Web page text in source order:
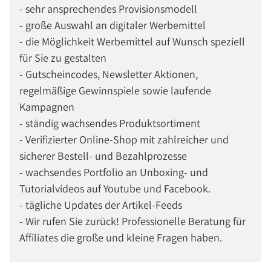
- sehr ansprechendes Provisionsmodell
- große Auswahl an digitaler Werbemittel
- die Möglichkeit Werbemittel auf Wunsch speziell
für Sie zu gestalten
- Gutscheincodes, Newsletter Aktionen,
regelmäßige Gewinnspiele sowie laufende
Kampagnen
- ständig wachsendes Produktsortiment
- Verifizierter Online-Shop mit zahlreicher und
sicherer Bestell- und Bezahlprozesse
- wachsendes Portfolio an Unboxing- und
Tutorialvideos auf Youtube und Facebook.
- tägliche Updates der Artikel-Feeds
- Wir rufen Sie zurück! Professionelle Beratung für
Affiliates die große und kleine Fragen haben.